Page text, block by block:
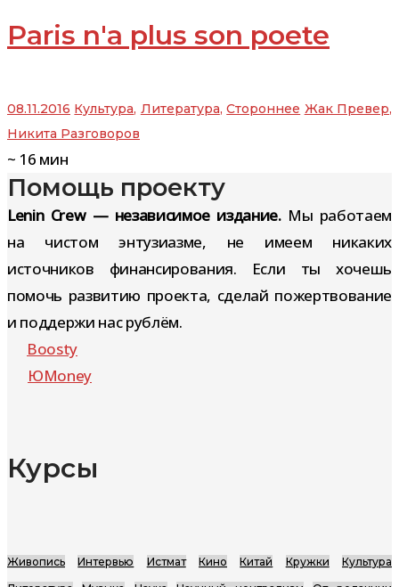
Paris n'a plus son poete
08.11.2016 Культура, Литература,Стороннее Жак Превер,
Никита Разговоров
~ 16 мин
Помощь проекту
Lenin Crew — независимое издание.Мы работаем
на чистом энтузиазме, не имеем никаких
источников финансирования. Если ты хочешь
помочь развитию проекта, сделай пожертвование
и поддержи нас рублём.
Boosty
ЮMoney
Курсы
Живопись Интервью Истмат Кино Китай Кружки
Культура